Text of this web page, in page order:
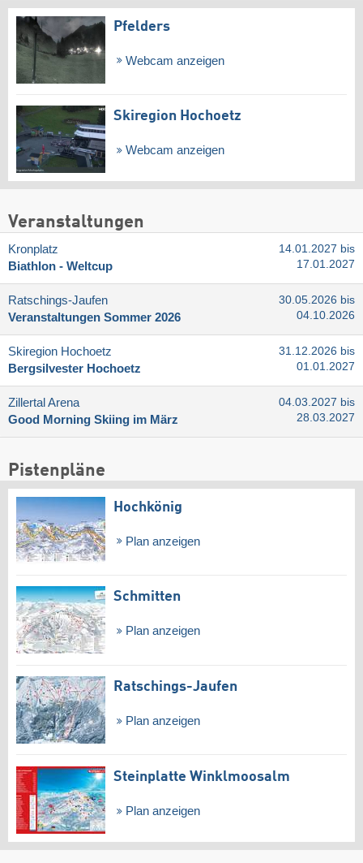
Pfelders
Webcam anzeigen
Skiregion Hochoetz
Webcam anzeigen
Veranstaltungen
Kronplatz
Biathlon - Weltcup
14.01.2027 bis
17.01.2027
Ratschings-Jaufen
Veranstaltungen Sommer 2026
30.05.2026 bis
04.10.2026
Skiregion Hochoetz
Bergsilvester Hochoetz
31.12.2026 bis
01.01.2027
Zillertal Arena
Good Morning Skiing im März
04.03.2027 bis
28.03.2027
Pistenpläne
Hochkönig
Plan anzeigen
Schmitten
Plan anzeigen
Ratschings-Jaufen
Plan anzeigen
Steinplatte Winklmoosalm
Plan anzeigen